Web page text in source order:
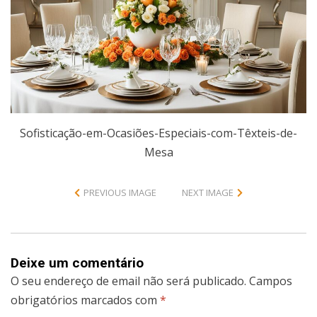
Sofisticação-em-Ocasiões-Especiais-com-Têxteis-de-
Mesa
PREVIOUS IMAGE NEXT IMAGE
Deixe um comentário
O seu endereço de email não será publicado. Campos
obrigatórios marcados com *